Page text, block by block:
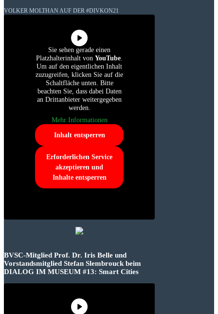
VOLKER MOLTHAN AUF DER #DIVKON21
Sie sehen gerade einen
Platzhalterinhalt von YouTube
Um auf den eigentlichen Inhalt
zuzugreifen, klicken Sie auf die
Schaltfläche unten. Bitte
beachten Sie, dass dabei Daten
an Drittanbieter weitergegeben
werden.
Mehr Informationen
Inhalt entsperren
Erforderlichen Service
akzeptieren und
Inhalte entsperren
BVSC-Mitglied Prof. Dr. Iris Belle und
Vorstandsmitglied Stefan Slembrouck beim
DIALOG IM MUSEUM #13: Smart Cities